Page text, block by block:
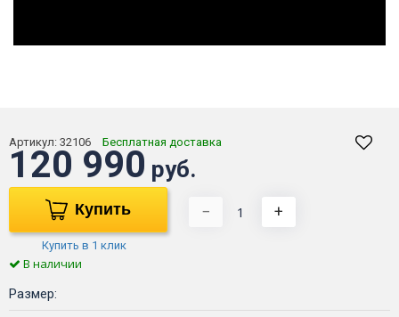
Артикул: 32106 Бесплатная доставка
120 990 руб.
Купить
Купить в 1 клик
− +
В наличии
Размер: